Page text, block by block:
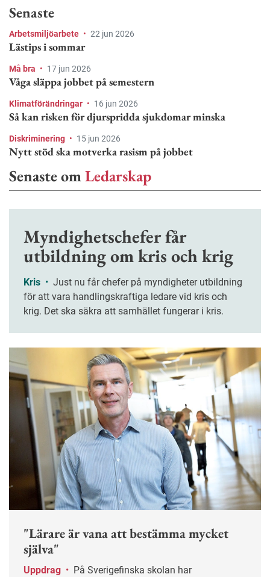
Senaste
Arbetsmiljöarbete • 22 jun 2026
Lästips i sommar
Må bra • 17 jun 2026
Våga släppa jobbet på semestern
Klimatförändringar • 16 jun 2026
Så kan risken för djurspridda sjukdomar minska
Diskriminering • 15 jun 2026
Nytt stöd ska motverka rasism på jobbet
Senaste omLedarskap
Myndighetschefer får
utbildning om kris och krig
Kris •
för att vara handlingskraftiga ledare vid kris och
krig. Det ska säkra att samhället fungerar i kris.
"Lärare är vana att bestämma mycket
själva"
Uppdrag •